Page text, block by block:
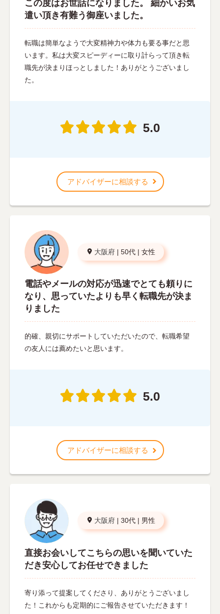
この度はお世話になりました。 細かいお気
遣い頂き有難う御座いました。
転職は簡単なようで大変精神力や体力も要る事だと思
います。私は大変スピーディーに取り計らって頂き転
職先が決まりほっとしました！ありがとうございまし
た。
5.0
アドバイザーに相談する
大阪府 | 50代 | 女性
電話やメールの対応が迅速でとても頼りに
なり、思っていたよりも早く転職先が決ま
りました
的確、親切にサポートしていただいたので、転職希望
の友人には薦めたいと思います。
5.0
アドバイザーに相談する
大阪府 | 30代 | 男性
直接お会いしてこちらの思いを聞いていた
だき安心してお任せできました
寄り添って提案してくださり、ありがとうございまし
た！これからも定期的にご報告させていただきます！